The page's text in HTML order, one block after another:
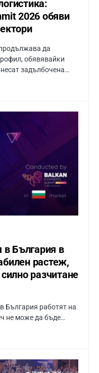
2026 обяви
да
обявявайки
задълбочена…
в България в
растеж,
разчитане
България работят на
не може да бъде…